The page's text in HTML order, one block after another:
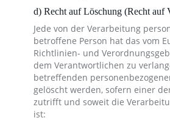
d) Recht auf Löschung (Recht auf
Jede von der Verarbeitung
betroffene Person hat das vom
Richtlinien- und
dem Verantwortlichen zu
betreffenden
gelöscht werden, sofern einer
zutrifft und soweit die
ist: